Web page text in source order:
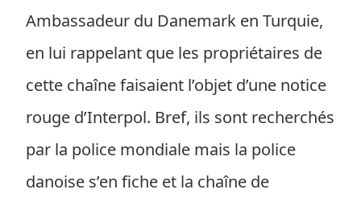
Ambassadeur du Danemark en Turquie,
en lui rappelant que les propriétaires de
cette chaîne faisaient l’objet d’une notice
rouge d’Interpol. Bref, ils sont recherchés
par la police mondiale mais la police
danoise s’en fiche et la chaîne de